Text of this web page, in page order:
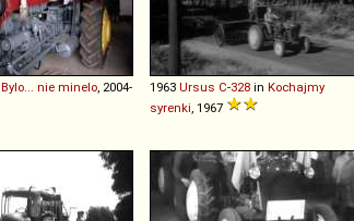
Bylo... nie minelo , 2004-
1963 Ursus C-328 in Kochajmy
syrenki , 1967